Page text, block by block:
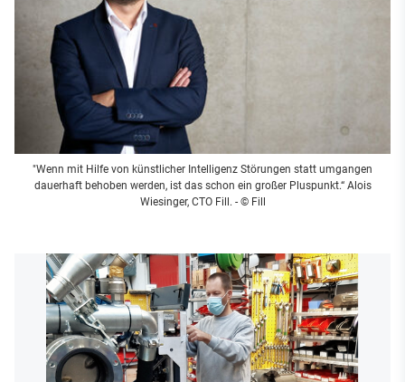
"Wenn mit Hilfe von künstlicher Intelligenz Störungen statt umgangen
dauerhaft behoben werden, ist das schon ein großer Pluspunkt.“ Alois
Wiesinger, CTO Fill. - © Fill